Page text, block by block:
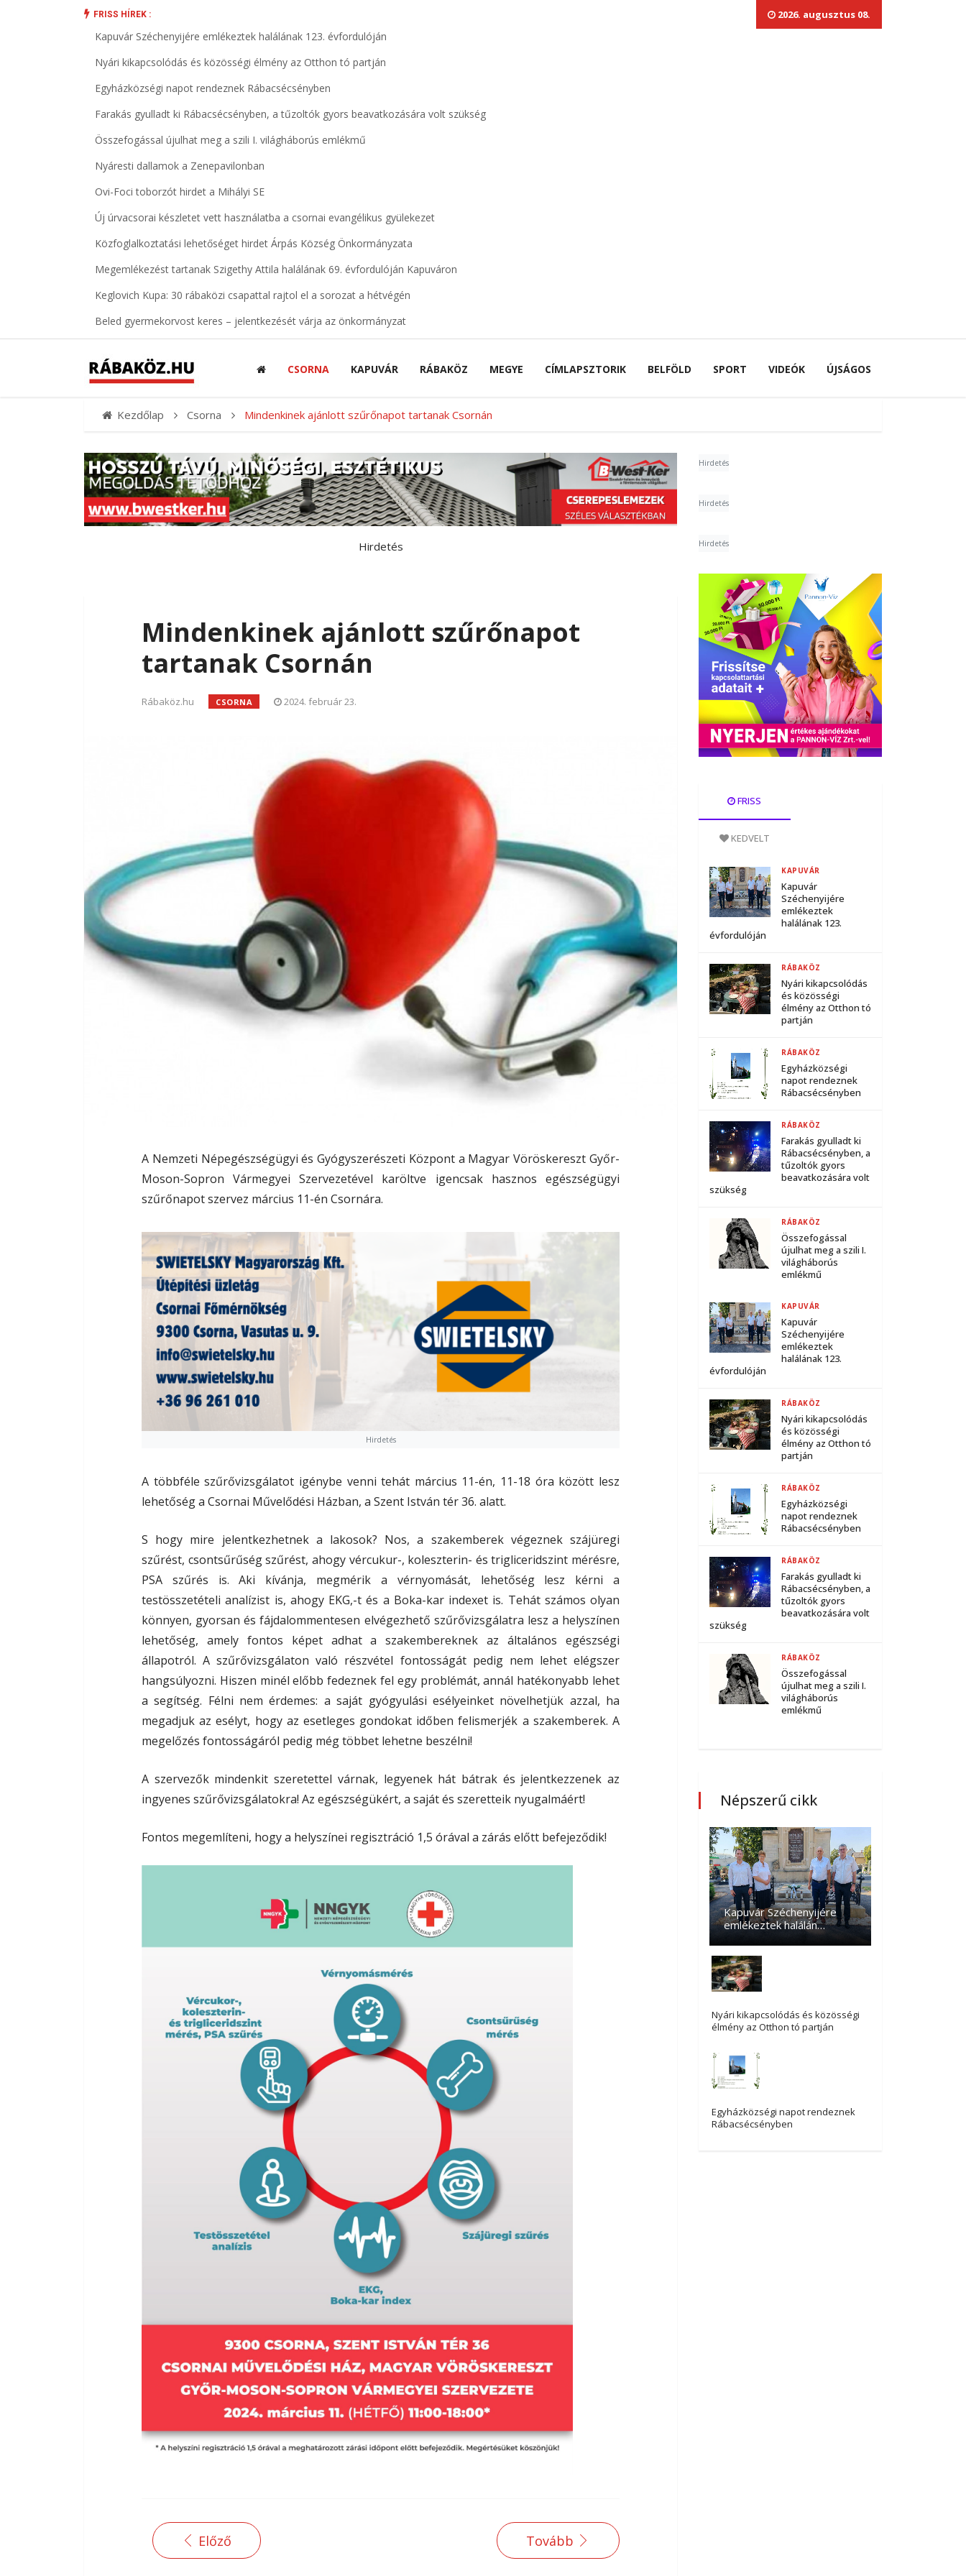
FRISS HÍREK :
Kapuvár Széchenyijére emlékeztek halálának 123. évfordulóján
Nyári kikapcsolódás és közösségi élmény az Otthon tó partján
Egyházközségi napot rendeznek Rábacsécsényben
Farakás gyulladt ki Rábacsécsényben, a tűzoltók gyors beavatkozására volt szükség
Összefogással újulhat meg a szili I. világháborús emlékmű
Nyáresti dallamok a Zenepavilonban
Ovi-Foci toborzót hirdet a Mihályi SE
Új úrvacsorai készletet vett használatba a csornai evangélikus gyülekezet
Közfoglalkoztatási lehetőséget hirdet Árpás Község Önkormányzata
Megemlékezést tartanak Szigethy Attila halálának 69. évfordulóján Kapuváron
Keglovich Kupa: 30 rábaközi csapattal rajtol el a sorozat a hétvégén
Beled gyermekorvost keres – jelentkezését várja az önkormányzat
2026. augusztus 08.
CSORNA KAPUVÁR RÁBAKÖZ MEGYE CÍMLAPSZTORIK BELFÖLD SPORT VIDEÓK ÚJSÁGOS
Kezdőlap Csorna Mindenkinek ajánlott szűrőnapot tartanak Csornán
Hirdetés
Mindenkinek ajánlott szűrőnapot
tartanak Csornán
Rábaköz.hu CSORNA 2024. február 23.
A Nemzeti Népegészségügyi és Gyógyszerészeti Központ a Magyar Vöröskereszt Győr-
Moson-Sopron Vármegyei Szervezetével karöltve igencsak hasznos egészségügyi
szűrőnapot szervez március 11-én Csornára.
Hirdetés
A többféle szűrővizsgálatot igénybe venni tehát március 11-én, 11-18 óra között lesz
lehetőség a Csornai Művelődési Házban, a Szent István tér 36. alatt.
S hogy mire jelentkezhetnek a lakosok? Nos, a szakemberek végeznek szájüregi
szűrést, csontsűrűség szűrést, ahogy vércukur-, koleszterin- és trigliceridszint mérésre,
PSA szűrés is. Aki kívánja, megmérik a vérnyomását, lehetőség lesz kérni a
testösszetételi analízist is, ahogy EKG,-t és a Boka-kar indexet is. Tehát számos olyan
könnyen, gyorsan és fájdalommentesen elvégezhető szűrővizsgálatra lesz a helyszínen
lehetőség, amely fontos képet adhat a szakembereknek az általános egészségi
állapotról. A szűrővizsgálaton való részvétel fontosságát pedig nem lehet elégszer
hangsúlyozni. Hiszen minél előbb fedeznek fel egy problémát, annál hatékonyabb lehet
a segítség. Félni nem érdemes: a saját gyógyulási esélyeinket növelhetjük azzal, ha
megadjuk az esélyt, hogy az esetleges gondokat időben felismerjék a szakemberek. A
megelőzés fontosságáról pedig még többet lehetne beszélni!
A szervezők mindenkit szeretettel várnak, legyenek hát bátrak és jelentkezzenek az
ingyenes szűrővizsgálatokra! Az egészségükért, a saját és szeretteik nyugalmáért!
Fontos megemlíteni, hogy a helyszínei regisztráció 1,5 órával a zárás előtt befejeződik!
Előző Tovább
Hirdetés
Hirdetés
Hirdetés
FRISS
KEDVELT
Kapuvár
Széchenyijére
emlékeztek
halálának 123.
évfordulóján
KAPUVÁR
Nyári kikapcsolódás
és közösségi
élmény az Otthon tó
partján
RÁBAKÖZ
Egyházközségi
napot rendeznek
Rábacsécsényben
RÁBAKÖZ
Farakás gyulladt ki
Rábacsécsényben, a
tűzoltók gyors
beavatkozására volt
szükség
RÁBAKÖZ
Összefogással
újulhat meg a szili I.
világháborús
emlékmű
RÁBAKÖZ
Kapuvár
Széchenyijére
emlékeztek
halálának 123.
évfordulóján
KAPUVÁR
Nyári kikapcsolódás
és közösségi
élmény az Otthon tó
partján
RÁBAKÖZ
Egyházközségi
napot rendeznek
Rábacsécsényben
RÁBAKÖZ
Farakás gyulladt ki
Rábacsécsényben, a
tűzoltók gyors
beavatkozására volt
szükség
RÁBAKÖZ
Összefogással
újulhat meg a szili I.
világháborús
emlékmű
RÁBAKÖZ
Népszerű cikk
Kapuvár Széchenyijére
emlékeztek halálán…
Nyári kikapcsolódás és közösségi
élmény az Otthon tó partján
Egyházközségi napot rendeznek
Rábacsécsényben